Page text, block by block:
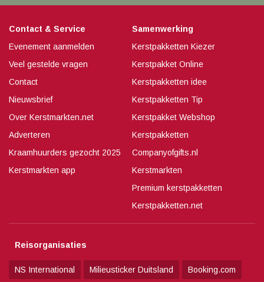
Contact & Service
Evenement aanmelden
Veel gestelde vragen
Contact
Nieuwsbrief
Over Kerstmarkten.net
Adverteren
Kraamhuurders gezocht 2025
Kerstmarkten app
Samenwerking
Kerstpakketten Kiezer
Kerstpakket Online
Kerstpakketten idee
Kerstpakketten Tip
Kerstpakket Webshop
Kerstpakketten
Companyofgifts.nl
Kerstmarkten
Premium kerstpakketten
Kerstpakketten.net
Reisorganisaties
NS International Milieusticker Duitsland Booking.com